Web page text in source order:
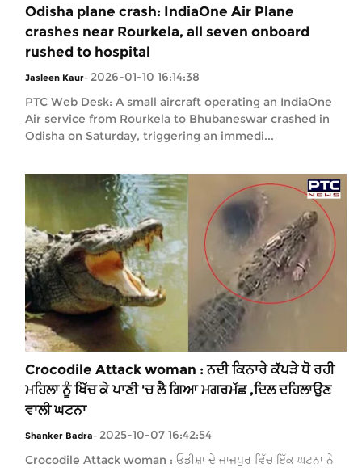
Odisha plane crash: IndiaOne Air Plane
crashes near Rourkela, all seven onboard
rushed to hospital
Jasleen Kaur- 2026-01-10 16:14:38
PTC Web Desk: A small aircraft operating an IndiaOne
Air service from Rourkela to Bhubaneswar crashed in
Odisha on Saturday, triggering an immedi...
Crocodile Attack woman : ਨਦੀ ਕਿਨਾਰੇ ਕੱਪੜੇ ਧੋ ਰਹੀ
ਮਹਿਲਾ ਨੂੰ ਖਿੱਚ ਕੇ ਪਾਣੀ 'ਚ ਲੈ ਗਿਆ ਮਗਰਮੱਛ ,ਦਿਲ ਦਹਿਲਾਉਣ
ਵਾਲੀ ਘਟਨਾ
Shanker Badra- 2025-10-07 16:42:54
Crocodile Attack woman : ਓਡੀਸ਼ਾ ਦੇ ਜਾਜਪੁਰ ਵਿੱਚ ਇੱਕ ਘਟਨਾ ਨੇ